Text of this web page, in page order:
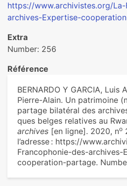
https://www.archivistes.org/
archives-Expertise-
Extra
Number: 256
Référence
BERNARDO Y GARCIA, Luis
Pierre-Alain. Un patri­moine
par­tage bila­té­ral des
ques belges rela­ti­ves au
archives [en ligne]. 2020, no
l’adresse : https://
Francophonie-des-archives-
cooperation-partage.